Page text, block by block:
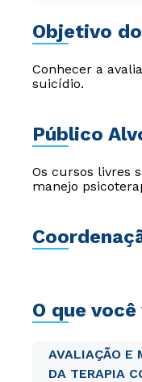
Objetivo
Conhecer a
suicídio.
Público
Os cursos livres
manejo
O que
AVALIAÇÃO E
DA TERAPIA